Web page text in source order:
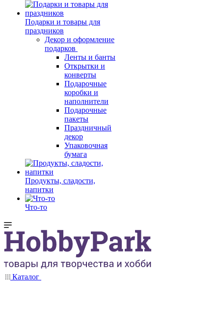
Подарки и товары для
праздников
Декор и оформление
подарков
Ленты и банты
Открытки и
конверты
Подарочные
коробки и
наполнители
Подарочные
пакеты
Праздничный
декор
Упаковочная
бумага
Продукты, сладости,
напитки
Что-то
Каталог